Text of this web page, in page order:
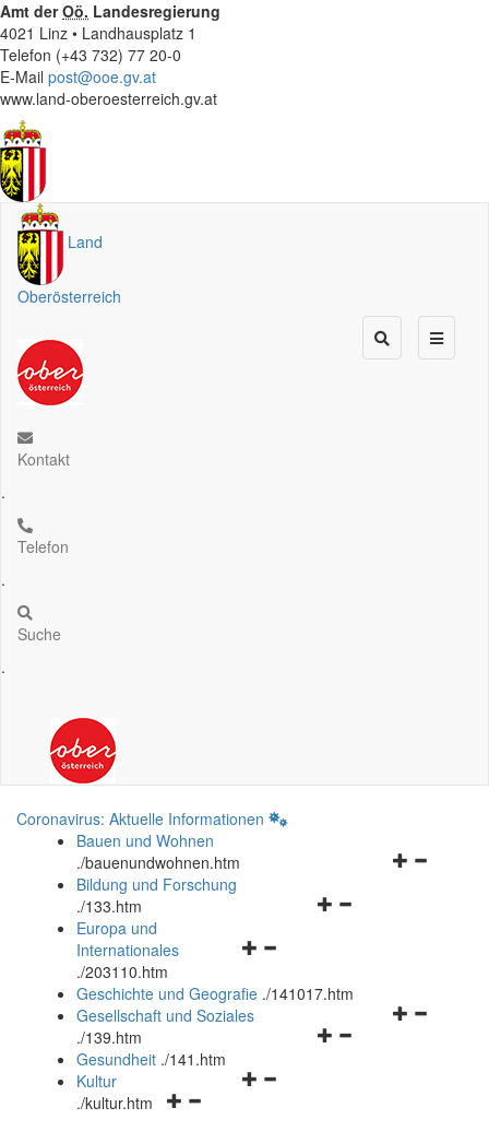
Amt derOö. Landesregierung
4021 Linz • Landhausplatz 1
Telefon (+43 732) 77 20-0
E-Mail post@ooe.gv.at
www.land-oberoesterreich.gv.at
Land
Oberösterreich
Kontakt
.
Telefon
.
Suche
.
Coronavirus: Aktuelle Informationen
Bauen und Wohnen
./bauenundwohnen.htm
Navigationsmenü
Bildung und Forschung
./133.htm
Navigationsmenü
und
schließen
Europa und
Internationales
./203110.htm
Geschichte und Geografie ./141017.htm
Navigationsmenü
Gesellschaft und Soziales
./139.htm
Navigationsmenü
Gesundheit ./141.htm
Navigationsmenü
Kultur
./kultur.htm